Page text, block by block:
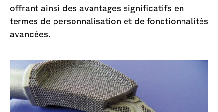
offrant ainsi des avantages significatifs en
termes de personnalisation et de fonctionnalités
avancées.